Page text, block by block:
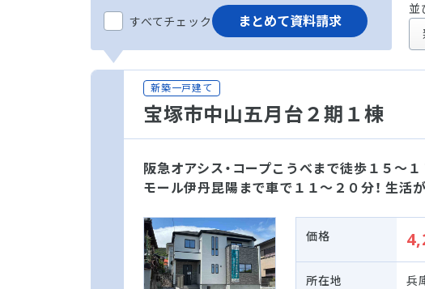
すべてチェック まとめて資料請求
並
新築一戸建て
宝塚市中山五月台２期１棟
阪急オアシス・コープこうべまで徒歩１５～
モール伊丹昆陽まで車で１１～２０分！ 生活
価格
所在地 兵